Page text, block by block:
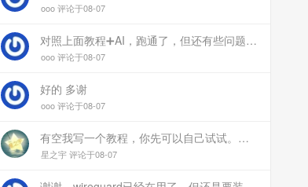
ooo 评论于08-07
对照上面教程➕AI，跑通了，但还有些问题：手机连上vpn后，部分家里内网的服务能访问（内网的Debian服务器可以），部分不能(routeros网页），不知道问题出在哪
ooo 评论于08-07
好的 多谢
ooo 评论于08-07
有空我写一个教程，你先可以自己试试。目前来说ipv6应该没问题的。
星之宇 评论于08-07